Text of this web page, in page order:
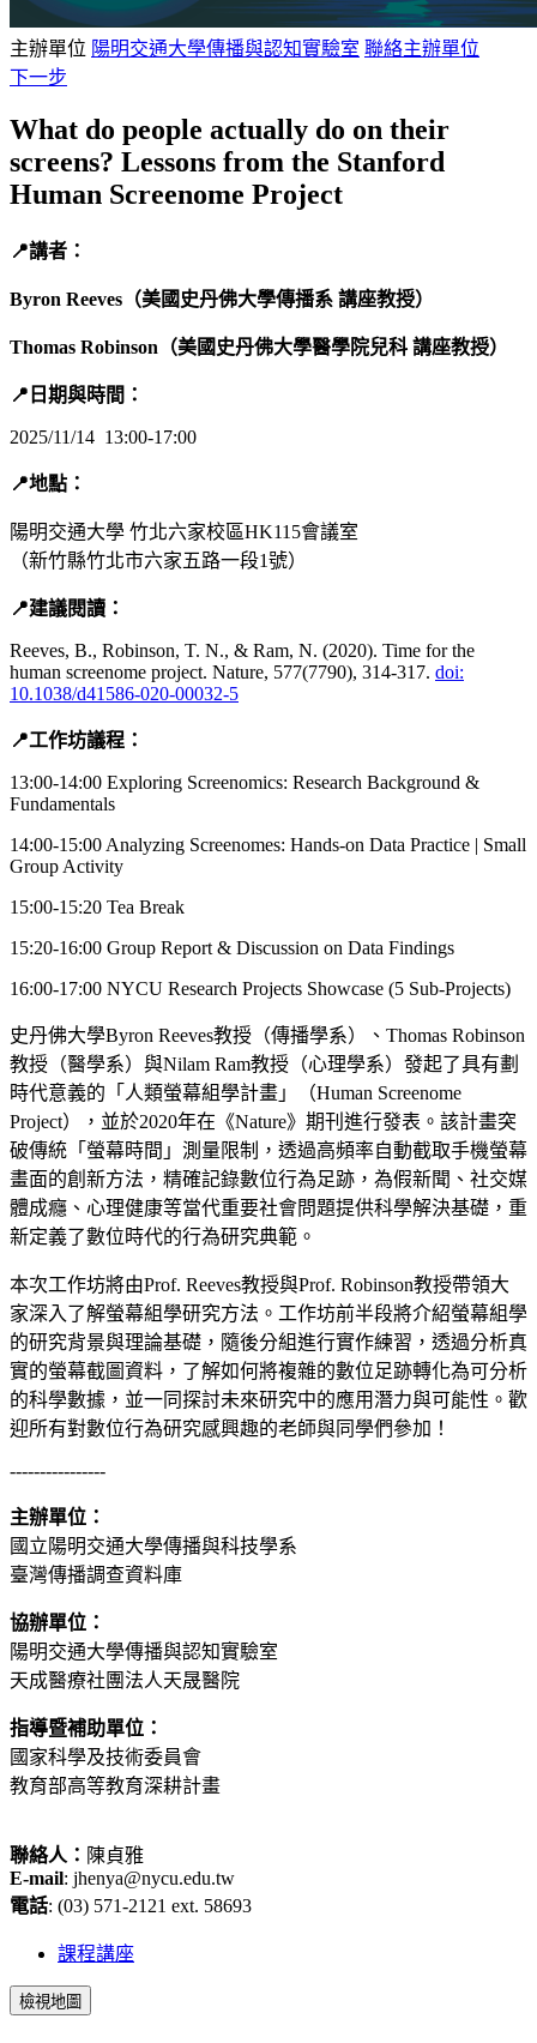
主辦單位 陽明交通大學傳播與認知實驗室 聯絡主辦單位
下一步
What do people actually do on their
screens? Lessons from the Stanford
Human Screenome Project
📍講者：
Byron Reeves（美國史丹佛大學傳播系 講座教授）
Thomas Robinson（美國史丹佛大學醫學院兒科 講座教授）
📍日期與時間：
2025/11/14 13:00-17:00
📍地點：
陽明交通大學 竹北六家校區HK115會議室
（新竹縣竹北市六家五路一段1號）
📍建議閱讀：
Reeves, B., Robinson, T. N., & Ram, N. (2020). Time for the
human screenome project. Nature, 577(7790), 314-317. doi:
10.1038/d41586-020-00032-5
📍工作坊議程：
13:00-14:00 Exploring Screenomics: Research Background &
Fundamentals
14:00-15:00 Analyzing Screenomes: Hands-on Data Practice | Small
Group Activity
15:00-15:20 Tea Break
15:20-16:00 Group Report & Discussion on Data Findings
16:00-17:00 NYCU Research Projects Showcase (5 Sub-Projects)
史丹佛大學Byron Reeves教授（傳播學系）、Thomas Robinson
教授（醫學系）與Nilam Ram教授（心理學系）發起了具有劃
時代意義的「人類螢幕組學計畫」（Human Screenome
Project），並於2020年在《Nature》期刊進行發表。該計畫突
破傳統「螢幕時間」測量限制，透過高頻率自動截取手機螢幕
畫面的創新方法，精確記錄數位行為足跡，為假新聞、社交媒
體成癮、心理健康等當代重要社會問題提供科學解決基礎，重
新定義了數位時代的行為研究典範。
本次工作坊將由Prof. Reeves教授與Prof. Robinson教授帶領大
家深入了解螢幕組學研究方法。工作坊前半段將介紹螢幕組學
的研究背景與理論基礎，隨後分組進行實作練習，透過分析真
實的螢幕截圖資料，了解如何將複雜的數位足跡轉化為可分析
的科學數據，並一同探討未來研究中的應用潛力與可能性。歡
迎所有對數位行為研究感興趣的老師與同學們參加！
----------------
主辦單位：
國立陽明交通大學傳播與科技學系
臺灣傳播調查資料庫
協辦單位：
陽明交通大學傳播與認知實驗室
天成醫療社團法人天晟醫院
指導暨補助單位：
國家科學及技術委員會
教育部高等教育深耕計畫
聯絡人： 陳貞雅
E-mail: jhenya@nycu.edu.tw
電話: (03) 571-2121 ext. 58693
課程講座
檢視地圖